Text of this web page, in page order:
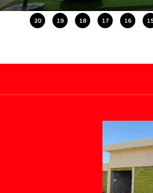
15
16
17
18
19
20